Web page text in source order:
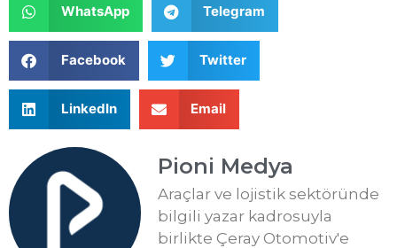
WhatsApp Telegram
Facebook Twitter
LinkedIn Email
Pioni Medya
Araçlar ve lojistik sektöründe
bilgili yazar kadrosuyla
birlikte Çeray Otomotiv'e